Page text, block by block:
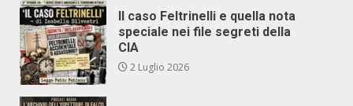
Il caso Feltrinelli e quella nota
speciale nei file segreti della
CIA
2 Luglio 2026